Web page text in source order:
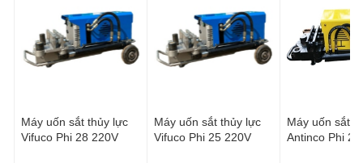
Máy uốn sắt thủy lực
Vifuco Phi 28 220V
Máy uốn sắt thủy lực
Vifuco Phi 25 220V
Máy uốn sắt
Antinco Phi 28